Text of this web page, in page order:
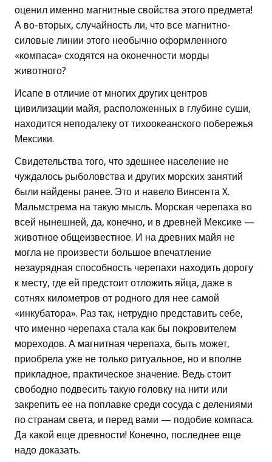
оценил именно магнитные свойства этого предмета!
А во-вторых, случайность ли, что все магнитно-
силовые линии этого необычно оформленного
«компаса» сходятся на оконечности морды
животного?
Исапе в отличие от многих других центров
цивилизации майя, расположенных в глубине суши,
находится неподалеку от тихоокеанского побережья
Мексики.
Свидетельства того, что здешнее население не
чуждалось рыболовства и других морских занятий
были найдены ранее. Это и навело Винсента X.
Мальмстрема на такую мысль. Морская черепаха во
всей нынешней, да, конечно, и в древней Мексике —
животное общеизвестное. И на древних майя не
могла не произвести большое впечатление
незаурядная способность черепахи находить дорогу
к месту, где ей предстоит отложить яйца, даже в
сотнях километров от родного для нее самой
«инкубатора». Раз так, нетрудно представить себе,
что именно черепаха стала как бы покровителем
мореходов. А магнитная черепаха, быть может,
приобрела уже не только ритуальное, но и вполне
прикладное, практическое значение. Ведь стоит
свободно подвесить такую головку на нити или
закрепить ее на поплавке среди сосуда с делениями
по странам света, и перед вами — подобие компаса.
Да какой еще древности! Конечно, последнее еще
надо доказать.